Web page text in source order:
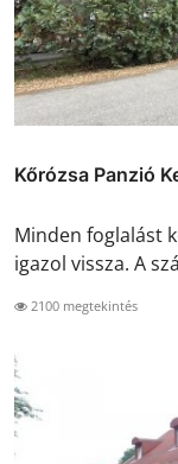
Kőrózsa Panzió
Minden foglalást
igazol vissza. A
2100 megtekintés